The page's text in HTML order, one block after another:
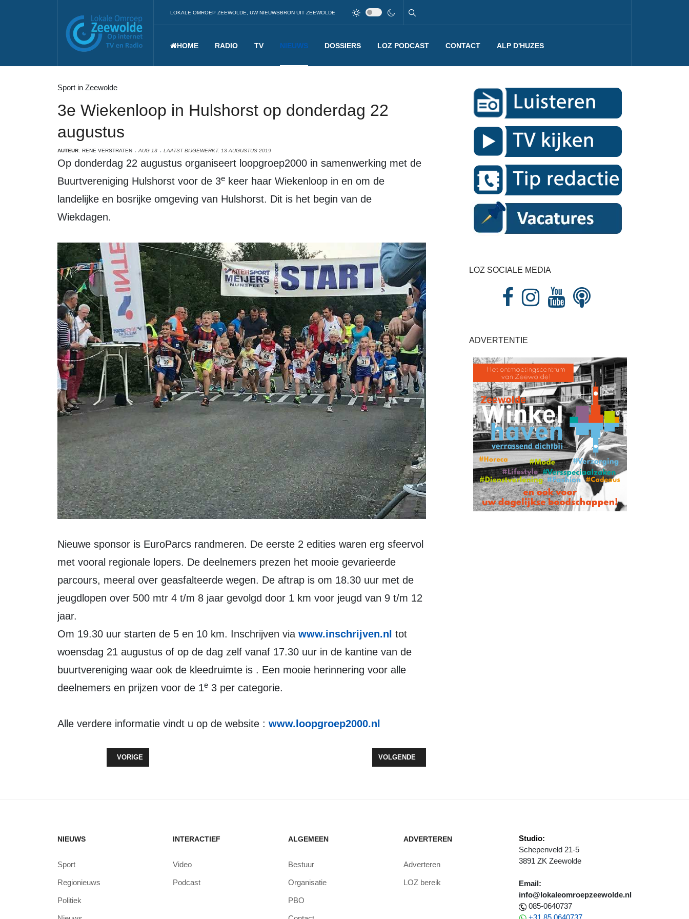
LOKALE OMROEP ZEEWOLDE, UW NIEUWSBRON UIT ZEEWOLDE
HOME RADIO TV NIEUWS DOSSIERS LOZ PODCAST CONTACT ALP D'HUZES
Sport in Zeewolde
3e Wiekenloop in Hulshorst op donderdag 22
augustus
AUTEUR: RENE VERSTRATEN AUG 13 LAATST BIJGEWERKT: 13 AUGUSTUS 2019
Op donderdag 22 augustus organiseert loopgroep2000 in samenwerking met de
Buurtvereniging Hulshorst voor de 3e keer haar Wiekenloop in en om de
landelijke en bosrijke omgeving van Hulshorst. Dit is het begin van de
Wiekdagen.
Nieuwe sponsor is EuroParcs randmeren. De eerste 2 edities waren erg sfeervol
met vooral regionale lopers. De deelnemers prezen het mooie gevarieerde
parcours, meeral over geasfalteerde wegen. De aftrap is om 18.30 uur met de
jeugdlopen over 500 mtr 4 t/m 8 jaar gevolgd door 1 km voor jeugd van 9 t/m 12
jaar.
Om 19.30 uur starten de 5 en 10 km. Inschrijven via www.inschrijven.nl tot
woensdag 21 augustus of op de dag zelf vanaf 17.30 uur in de kantine van de
buurtvereniging waar ook de kleedruimte is . Een mooie herinnering voor alle
deelnemers en prijzen voor de 1e 3 per categorie.
Alle verdere informatie vindt u op de website : www.loopgroep2000.nl
VORIG ARTIKEL: STARTEN MET HARDLOPEN
VORIGE VOLGENDE ARTIKEL: OPEN NEDERLANDS HANSA KAMPIOENSCHAP IN ZEEWOLDE
VOLGENDE
LOZ SOCIALE MEDIA
ADVERTENTIE
NIEUWS
Sport
Regionieuws
Politiek
INTERACTIEF
Video
Podcast
ALGEMEEN
Bestuur
Organisatie
PBO
ADVERTEREN
Adverteren
LOZ bereik
Studio:
Schepenveld 21-5
3891 ZK Zeewolde
Email:
info@lokaleomroepzeewolde.nl
085-0640737
+31 85 0640737